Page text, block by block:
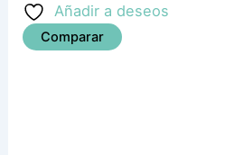
Añadir a deseos
Comparar